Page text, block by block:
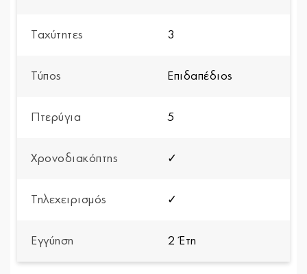
Ταχύτητες 3
Τύπος Επιδαπέδιος
Πτερύγια 5
Χρονοδιακόπτης ✓
Τηλεχειρισμός ✓
Εγγύηση 2 Έτη